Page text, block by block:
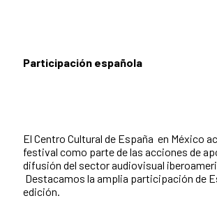
Participación española
El Centro Cultural de España en México
festival como parte de las acciones de
difusión del sector audiovisual
Destacamos la amplia participación de
edición.